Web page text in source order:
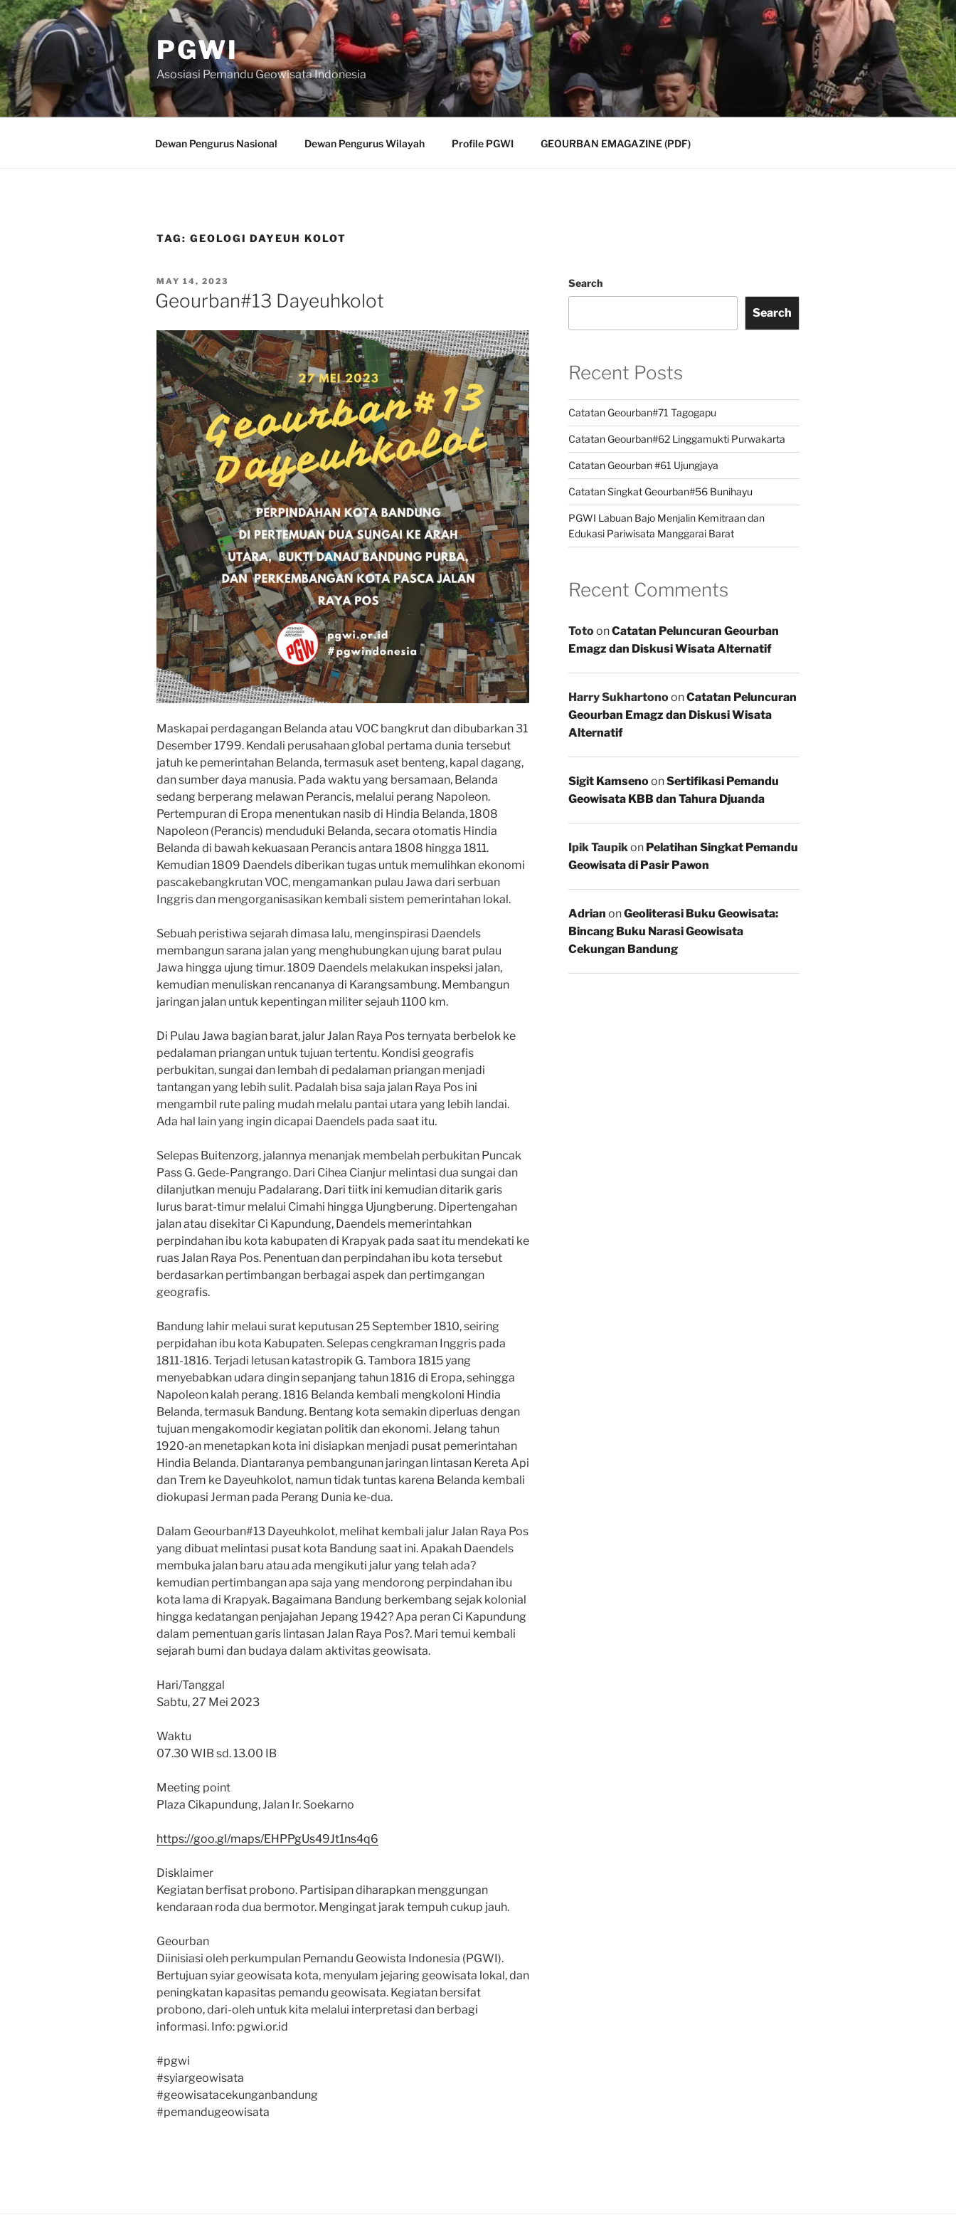
Skip
to
content
PGWI
Asosiasi Pemandu Geowisata Indonesia
Dewan Pengurus Nasional Dewan Pengurus Wilayah Profile PGWI GEOURBAN EMAGAZINE (PDF)
TAG: GEOLOGI DAYEUH KOLOT
POSTED
ON
MAY 14, 2023
Geourban#13 Dayeuhkolot
Maskapai perdagangan Belanda atau VOC bangkrut dan dibubarkan 31
Desember 1799. Kendali perusahaan global pertama dunia tersebut
jatuh ke pemerintahan Belanda, termasuk aset benteng, kapal dagang,
dan sumber daya manusia. Pada waktu yang bersamaan, Belanda
sedang berperang melawan Perancis, melalui perang Napoleon.
Pertempuran di Eropa menentukan nasib di Hindia Belanda, 1808
Napoleon (Perancis) menduduki Belanda, secara otomatis Hindia
Belanda di bawah kekuasaan Perancis antara 1808 hingga 1811.
Kemudian 1809 Daendels diberikan tugas untuk memulihkan ekonomi
pascakebangkrutan VOC, mengamankan pulau Jawa dari serbuan
Inggris dan mengorganisasikan kembali sistem pemerintahan lokal.
Sebuah peristiwa sejarah dimasa lalu, menginspirasi Daendels
membangun sarana jalan yang menghubungkan ujung barat pulau
Jawa hingga ujung timur. 1809 Daendels melakukan inspeksi jalan,
kemudian menuliskan rencananya di Karangsambung. Membangun
jaringan jalan untuk kepentingan militer sejauh 1100 km.
Di Pulau Jawa bagian barat, jalur Jalan Raya Pos ternyata berbelok ke
pedalaman priangan untuk tujuan tertentu. Kondisi geografis
perbukitan, sungai dan lembah di pedalaman priangan menjadi
tantangan yang lebih sulit. Padalah bisa saja jalan Raya Pos ini
mengambil rute paling mudah melalu pantai utara yang lebih landai.
Ada hal lain yang ingin dicapai Daendels pada saat itu.
Selepas Buitenzorg, jalannya menanjak membelah perbukitan Puncak
Pass G. Gede-Pangrango. Dari Cihea Cianjur melintasi dua sungai dan
dilanjutkan menuju Padalarang. Dari tiitk ini kemudian ditarik garis
lurus barat-timur melalui Cimahi hingga Ujungberung. Dipertengahan
jalan atau disekitar Ci Kapundung, Daendels memerintahkan
perpindahan ibu kota kabupaten di Krapyak pada saat itu mendekati ke
ruas Jalan Raya Pos. Penentuan dan perpindahan ibu kota tersebut
berdasarkan pertimbangan berbagai aspek dan pertimgangan
geografis.
Bandung lahir melaui surat keputusan 25 September 1810, seiring
perpidahan ibu kota Kabupaten. Selepas cengkraman Inggris pada
1811-1816. Terjadi letusan katastropik G. Tambora 1815 yang
menyebabkan udara dingin sepanjang tahun 1816 di Eropa, sehingga
Napoleon kalah perang. 1816 Belanda kembali mengkoloni Hindia
Belanda, termasuk Bandung. Bentang kota semakin diperluas dengan
tujuan mengakomodir kegiatan politik dan ekonomi. Jelang tahun
1920-an menetapkan kota ini disiapkan menjadi pusat pemerintahan
Hindia Belanda. Diantaranya pembangunan jaringan lintasan Kereta Api
dan Trem ke Dayeuhkolot, namun tidak tuntas karena Belanda kembali
diokupasi Jerman pada Perang Dunia ke-dua.
Dalam Geourban#13 Dayeuhkolot, melihat kembali jalur Jalan Raya Pos
yang dibuat melintasi pusat kota Bandung saat ini. Apakah Daendels
membuka jalan baru atau ada mengikuti jalur yang telah ada?
kemudian pertimbangan apa saja yang mendorong perpindahan ibu
kota lama di Krapyak. Bagaimana Bandung berkembang sejak kolonial
hingga kedatangan penjajahan Jepang 1942? Apa peran Ci Kapundung
dalam pementuan garis lintasan Jalan Raya Pos?. Mari temui kembali
sejarah bumi dan budaya dalam aktivitas geowisata.
Hari/Tanggal
Sabtu, 27 Mei 2023
Waktu
07.30 WIB sd. 13.00 IB
Meeting point
Plaza Cikapundung, Jalan Ir. Soekarno
https://goo.gl/maps/EHPPgUs49Jt1ns4q6
Disklaimer
Kegiatan berfisat probono. Partisipan diharapkan menggungan
kendaraan roda dua bermotor. Mengingat jarak tempuh cukup jauh.
Geourban
Diinisiasi oleh perkumpulan Pemandu Geowista Indonesia (PGWI).
Bertujuan syiar geowisata kota, menyulam jejaring geowisata lokal, dan
peningkatan kapasitas pemandu geowisata. Kegiatan bersifat
probono, dari-oleh untuk kita melalui interpretasi dan berbagi
informasi. Info: pgwi.or.id
#pgwi
#syiargeowisata
#geowisatacekunganbandung
#pemandugeowisata
Search
Search
Recent Posts
Catatan Geourban#71 Tagogapu
Catatan Geourban#62 Linggamukti Purwakarta
Catatan Geourban #61 Ujungjaya
Catatan Singkat Geourban#56 Bunihayu
PGWI Labuan Bajo Menjalin Kemitraan dan
Edukasi Pariwisata Manggarai Barat
Recent Comments
TotoonCatatan Peluncuran Geourban
Emagz dan Diskusi Wisata Alternatif
Harry SukhartonoonCatatan Peluncuran
Geourban Emagz dan Diskusi Wisata
Alternatif
Sigit KamsenoonSertifikasi Pemandu
Geowisata KBB dan Tahura Djuanda
Ipik Taupikon Pelatihan Singkat Pemandu
Geowisata di Pasir Pawon
Adrian onGeoliterasi Buku Geowisata:
Bincang Buku Narasi Geowisata
Cekungan Bandung